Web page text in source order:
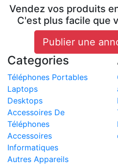
Vendez vos produits
C'est plus facile que
Publier une
Categories
Téléphones Portables
Laptops
Desktops
Accessoires De
Téléphones
Accessoires
Informatiques
Autres Appareils